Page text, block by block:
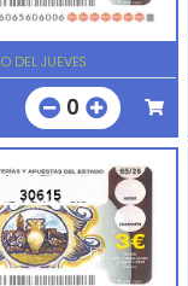
DEL JUEVES
0
30615